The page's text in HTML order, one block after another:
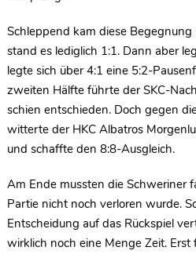
Schleppend kam diese
stand es lediglich 1:1. Dann aber
legte sich über 4:1 eine 5:2-
zweiten Hälfte führte der SKC-
schien entschieden. Doch gegen
witterte der HKC Albatros
und schaffte den 8:8-Ausgleich.
Am Ende mussten die Schweriner
Partie nicht noch verloren wurde.
Entscheidung auf das Rückspiel
wirklich noch eine Menge Zeit.